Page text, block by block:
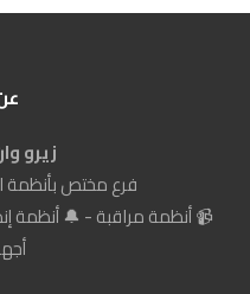
زيرو
فرع مختص بأنظمة
📹 أنظمة مراقبة - 🔔 أنظمة